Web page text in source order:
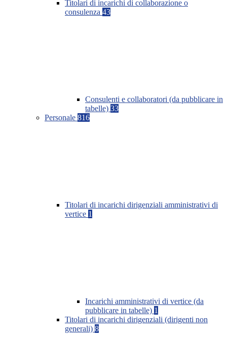
Titolari di incarichi di collaborazione o
consulenza 43
Consulenti e collaboratori (da pubblicare in
tabelle) 33
Personale 816
Titolari di incarichi dirigenziali amministrativi di
vertice 1
Incarichi amministrativi di vertice (da
pubblicare in tabelle) 1
Titolari di incarichi dirigenziali (dirigenti non
generali) 8